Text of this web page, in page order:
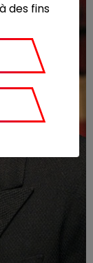
des fins
rapports
passé
moyenne,
et la